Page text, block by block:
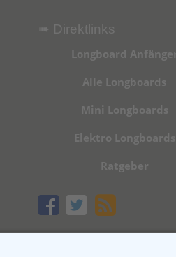
➠ Direktlinks
Longboard
Alle Longboards
Mini Longboards
Elektro Longboards
Ratgeber